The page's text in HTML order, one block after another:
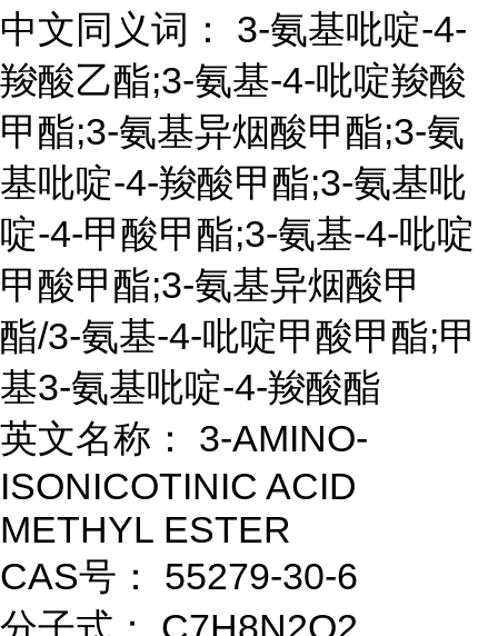
中文同义词： 3-氨基吡啶-4-
羧酸乙酯;3-氨基-4-吡啶羧酸
甲酯;3-氨基异烟酸甲酯;3-氨
基吡啶-4-羧酸甲酯;3-氨基吡
啶-4-甲酸甲酯;3-氨基-4-吡啶
甲酸甲酯;3-氨基异烟酸甲
酯/3-氨基-4-吡啶甲酸甲酯;甲
基3-氨基吡啶-4-羧酸酯
英文名称： 3-AMINO-
ISONICOTINIC ACID
METHYL ESTER
CAS号： 55279-30-6
分子式： C7H8N2O2